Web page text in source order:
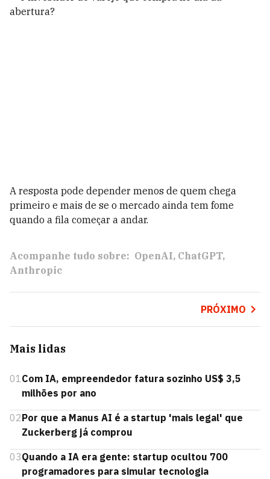
abertura?
A resposta pode depender menos de quem chega
primeiro e mais de se o mercado ainda tem fome
quando a fila começar a andar.
Acompanhe tudo sobre: OpenAI ChatGPT
Anthropic
PRÓXIMO
Mais lidas
01Com IA, empreendedor fatura sozinho US$ 3,5
milhões por ano
02Por que a Manus AI é a startup 'mais legal' que
Zuckerberg já comprou
03Quando a IA era gente: startup ocultou 700
programadores para simular tecnologia